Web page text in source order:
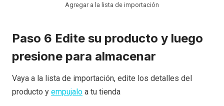
Agregar a la lista de importación
Paso 6 Edite su producto y luego
presione para almacenar
Vaya a la lista de importación, edite los detalles del
producto y empujalo a tu tienda